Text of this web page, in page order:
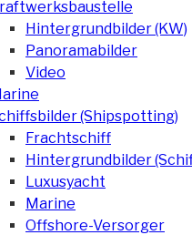
Hintergrundbilder (KW)
Panoramabilder
Video
(Shipspotting)
Frachtschiff
Hintergrundbilder
Luxusyacht
Marine
Offshore-Versorger